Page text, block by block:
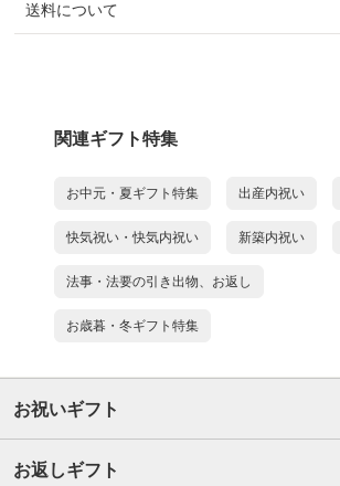
送料について
関連ギフト特集
お中元・夏ギフト特集 出産内祝い
快気祝い・快気内祝い 新築内祝い
法事・法要の引き出物、お返し
お歳暮・冬ギフト特集
お祝いギフト
お返しギフト